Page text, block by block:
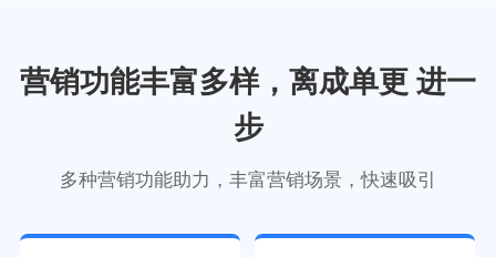
营销功能丰富多样，离成单更 进一
步
多种营销功能助力，丰富营销场景，快速吸引